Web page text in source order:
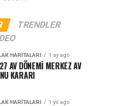
TRENDLER
HARITALARI 1 ay ago
AV DÖNEMİ MERKEZ AV
KARARI
HARITALARI 1 yıl ago